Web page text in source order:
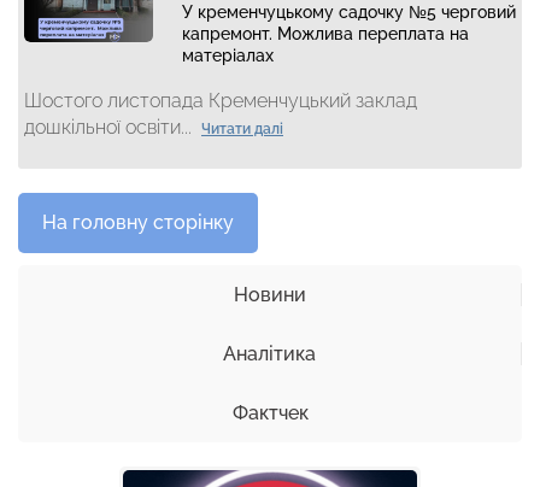
У кременчуцькому садочку №5 черговий
капремонт. Можлива переплата на
матеріалах
Шостого листопада Кременчуцький заклад
дошкільної освіти...
Читати далі
На головну сторінку
Новини
Аналітика
Фактчек